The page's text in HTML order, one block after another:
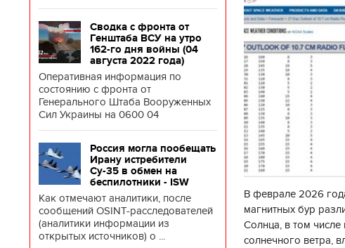
Сводка с фронта от
Генштаба ВСУ на утро
162-го дня войны (04
августа 2022 года)
Оперативная информация по
состоянию с фронта от
Генерального Штаба Вооруженных
Сил Украины на 0600 04
Россия могла пообещать
Ирану истребители
Су-35 в обмен на
беспилотники - ISW
Как отмечают аналитики, после
сообщений OSINT-расследователей
(аналитики информации из
открытых источников) о ...
В феврале 2026
магнитных бур
Солнца, в том
солнечного ветра,